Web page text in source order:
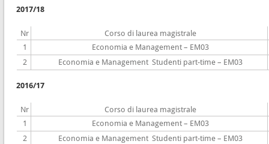
2017/18
Nr
Corso di laurea magistrale
1
Economia e Management – EM03
2
Economia e Management Studenti part-time – EM03
2016/17
Nr
Corso di laurea magistrale
1
Economia e Management – EM03
2
Economia e Management Studenti part-time – EM03